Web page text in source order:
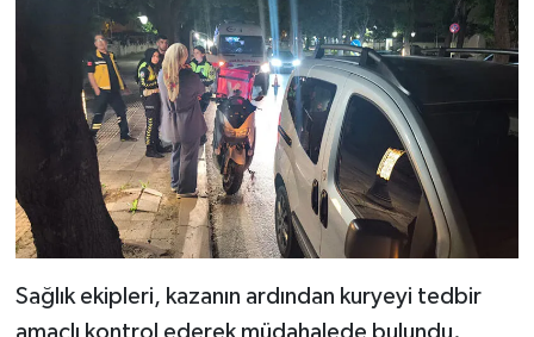
Sağlık ekipleri, kazanın ardından kuryeyi tedbir
Pazarlar
Politika
Resmi İlan
Rüya Tabirleri
Sağlık